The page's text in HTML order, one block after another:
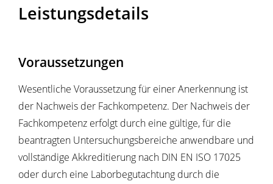
Leistungsdetails
Voraussetzungen
Wesentliche Voraussetzung für einer Anerkennung ist
der Nachweis der Fachkompetenz. Der Nachweis der
Fachkompetenz erfolgt durch eine gültige, für die
beantragten Untersuchungsbereiche anwendbare und
vollständige Akkreditierung nach DIN EN ISO 17025
oder durch eine Laborbegutachtung durch die